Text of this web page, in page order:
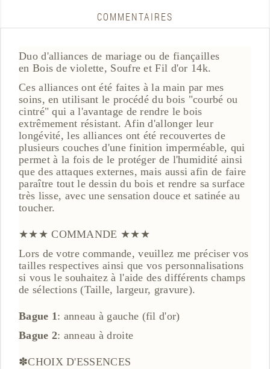
COMMENTAIRES
Duo d'alliances de mariage ou de fiançailles
en Bois de violette, Soufre et Fil d'or 14k.
Ces alliances ont été faites à la main par mes
soins, en utilisant le procédé du bois "courbé ou
cintré" qui a l'avantage de rendre le bois
extrêmement résistant. Afin d'allonger leur
longévité, les alliances ont été recouvertes de
plusieurs couches d'une finition imperméable, qui
permet à la fois de le protéger de l'humidité ainsi
que des attaques externes, mais aussi afin de faire
paraître tout le dessin du bois et rendre sa surface
très lisse, avec une sensation douce et satinée au
toucher.
★★★ COMMANDE ★★★
Lors de votre commande, veuillez me préciser vos
tailles respectives ainsi que vos personnalisations
si vous le souhaitez à l'aide des différents champs
de sélections (Taille, largeur, gravure).
Bague 1: anneau à gauche (fil d'or)
Bague 2: anneau à droite
✽CHOIX D'ESSENCES